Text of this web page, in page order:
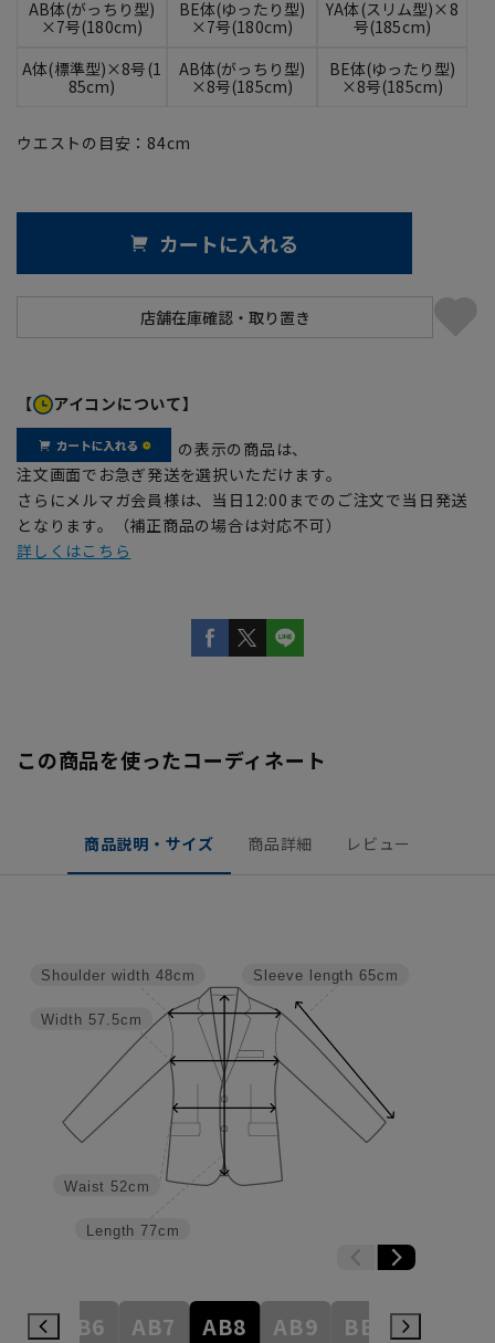
AB体(がっちり型)
×7号(180cm)
BE体(ゆったり型)
×7号(180cm)
YA体(スリム型)×8
号(185cm)
A体(標準型)×8号(1
85cm)
AB体(がっちり型)
×8号(185cm)
BE体(ゆったり型)
×8号(185cm)
ウエストの目安： 84cm
カートに入れる
【 アイコンについて】
の表示の商品は、
注文画面でお急ぎ発送を選択いただけます。
さらにメルマガ会員様は、当日12:00までのご注文で当日発送
となります。（補正商品の場合は対応不可）
詳しくはこちら
この商品を使ったコーディネート
商品説明・サイズ 商品詳細 レビュー
Sleeve length 65cm
Length 77cm
Waist 52cm
Width 57.5cm
Shoulder width 48cm
AB6 AB7 AB8 AB9 BE3 BE4